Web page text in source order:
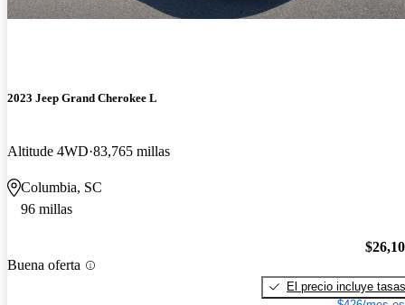
2023 Jeep Grand Cherokee L
Altitude 4WD 83,765 millas
Columbia, SC
96 millas
Buena oferta
El precio incluye tasas